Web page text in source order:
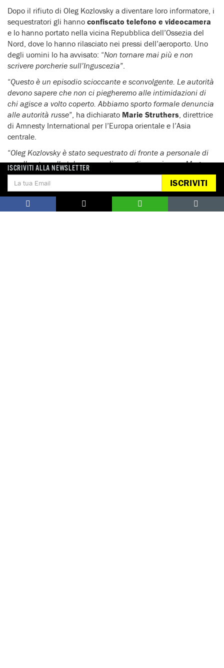
Dopo il rifiuto di Oleg Kozlovsky a diventare loro informatore, i
sequestratori gli hanno confiscato telefono e videocamera
e lo hanno portato nella vicina Repubblica dell’Ossezia del
Nord, dove lo hanno rilasciato nei pressi dell’aeroporto. Uno
degli uomini lo ha avvisato: “Non tornare mai più e non
scrivere porcherie sull’Inguscezia”.
“Questo è un episodio scioccante e sconvolgente. Le autorità
devono sapere che non ci piegheremo alle intimidazioni di
chi agisce a volto coperto. Abbiamo sporto formale denuncia
alle autorità russe”, ha dichiarato Marie Struthers , direttrice
di Amnesty International per l’Europa orientale e l’Asia
centrale.
“Oleg Kozlovsky è stato sequestrato di fronte a personale di
un albergo e alle telecamere di sorveglianza, in una Magas
piena di forze di polizia. I responsabili di questo attacco
codardo devono essere rapidamente individuati e portati di
fronte alla giustizia
”, ha concluso Struthers.
ISCRIVITI ALLA NEWSLETTER
ISCRIVITI